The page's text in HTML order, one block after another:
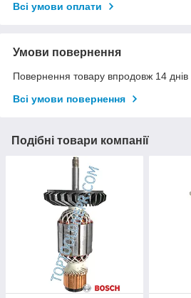
Всі умови оплати
Умови повернення
Повернення товару впродовж 14 днів
Всі умови повернення
Подібні товари компанії